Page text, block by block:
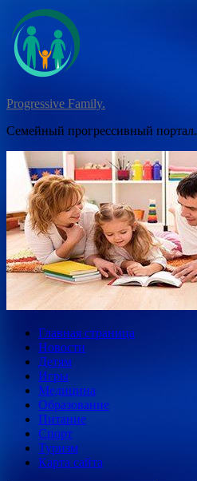
Перейти
содержимому
Progressive Family.
Семейный прогрессивный портал.
Главная страница
Новости
Детям
Игры
Медицина
Образование
Питание
Спорт
Туризм
Карта сайта